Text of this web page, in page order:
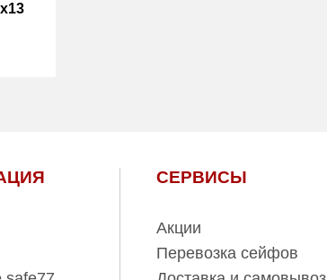
СЕРВИСЫ
Акции
Перевозка сейфов